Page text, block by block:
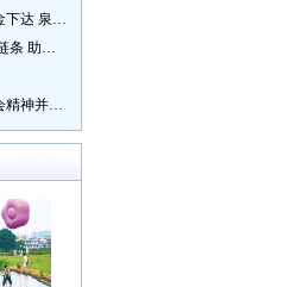
2025年省级新增规上工业企业奖励资金下达 泉州市获补资金居全省首位
晋江发布跨境电商产业地图 展现产业链条 助力“晋品出海”
周祖翼在漳州宣讲党的二十届四中全会精神并调研